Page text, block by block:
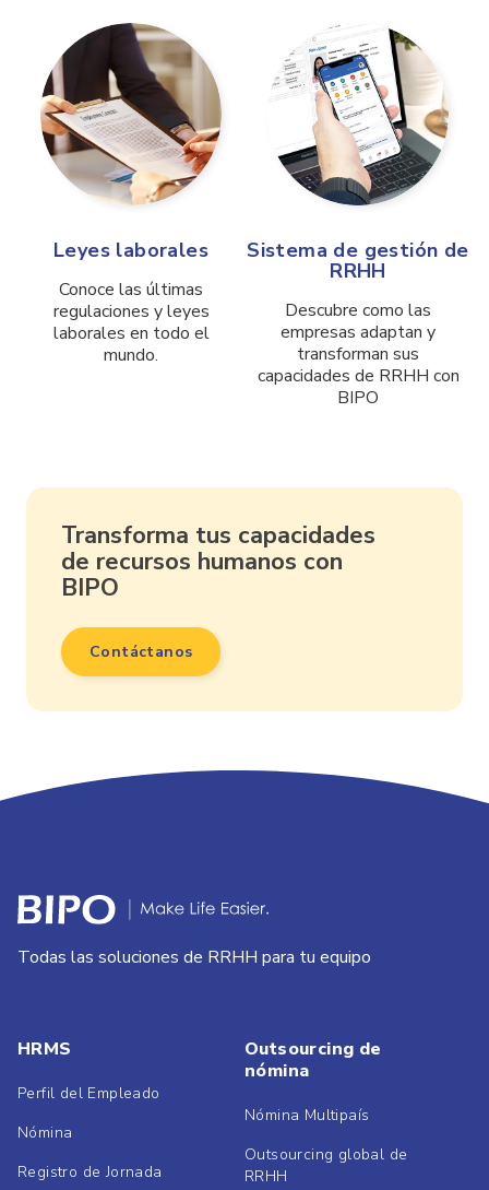
Leyes laborales
Conoce las últimas
regulaciones y leyes
laborales en todo el
mundo.
Sistema de gestión de
RRHH
Descubre como las
empresas adaptan y
transforman sus
capacidades de RRHH con
BIPO
Transforma tus capacidades
de recursos humanos con
BIPO
Contáctanos
Todas las soluciones de RRHH para tu equipo
HRMS
Perfil del Empleado
Nómina
Registro de Jornada
Outsourcing de
nómina
Nómina Multipaís
Outsourcing global de
RRHH